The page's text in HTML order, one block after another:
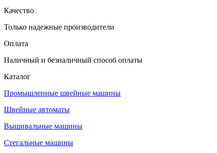
Качество
Только надежные производители
Оплата
Наличный и безналичный способ оплаты
Каталог
Промышленные швейные машины
Швейные автоматы
Вышивальные машины
Стегальные машины